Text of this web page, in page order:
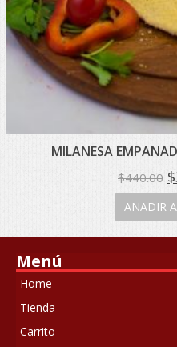
MILANESA
$440.00 $
AÑADIR
Menú
Home
Tienda
Carrito